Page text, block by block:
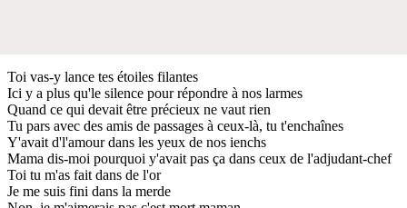
Toi vas-y lance tes étoiles filantes
Ici y a plus qu'le silence pour répondre à nos larmes
Quand ce qui devait être précieux ne vaut rien
Tu pars avec des amis de passages à ceux-là, tu t'enchaînes
Y'avait d'l'amour dans les yeux de nos ienchs
Mama dis-moi pourquoi y'avait pas ça dans ceux de l'adjudant-chef
Toi tu m'as fait dans de l'or
Je me suis fini dans la merde